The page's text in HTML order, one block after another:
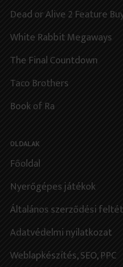
Dead or Alive 2 Feature
White Rabbit Megaways
The Final Countdown
Taco Brothers
Book of Ra
OLDALAK
Főoldal
Nyerőgépes játékok
Általános szerződési
Adatvédelmi nyilatkozat
Weblapkészítés, SEO, PPC